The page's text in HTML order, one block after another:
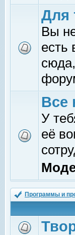
Для
Вы
есть
Все
У
её
Программы и